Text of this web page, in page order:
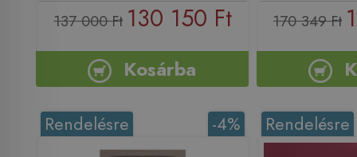
137 000 Ft 130 150 Ft
Kosárba
170 349 Ft
-4%
Rendelésre Rendelésre